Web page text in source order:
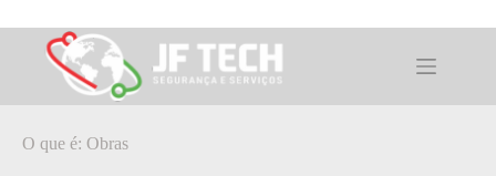
para
conteúdoO que é: Obras
O que é: Obras